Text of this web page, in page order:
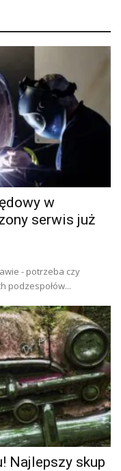
w
serwis już
- potrzeba czy
podzespołów...
Najlepszy skup